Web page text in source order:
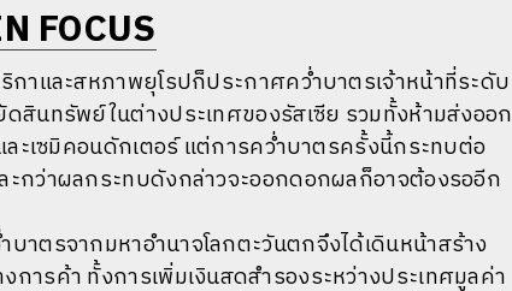
FOCUS
กาและสหภาพยุโรปก็ประกาศคว่ำบาตรเจ้าหน้าที่ระดับ
สินทรัพย์ในต่างประเทศของรัสเซีย รวมทั้งห้ามส่งออก
ละเซมิคอนดักเตอร์ แต่การคว่ำบาตรครั้งนี้กระทบต่อ
กว่าผลกระทบดังกล่าวจะออกดอกผลก็อาจต้องรออีก
บาตรจากมหาอำนาจโลกตะวันตกจึงได้เดินหน้าสร้าง
การค้า ทั้งการเพิ่มเงินสดสำรองระหว่างประเทศมูลค่า